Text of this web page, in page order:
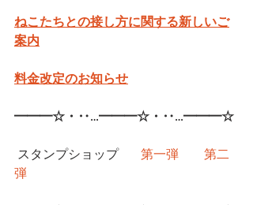
ねこたちとの接し方に関する新しいご
案内
料金改定のお知らせ
━━━☆・‥…━━━☆・‥…━━━☆
第一弾
第二
弾